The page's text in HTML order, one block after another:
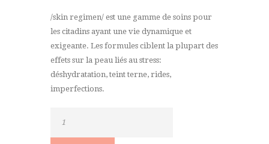
/skin regimen/ est une gamme de soins pour
les citadins ayant une vie dynamique et
exigeante. Les formules ciblent la plupart des
effets sur la peau liés au stress:
déshydratation, teint terne, rides,
imperfections.